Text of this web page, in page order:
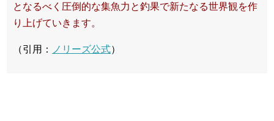
となるべく圧倒的な集魚力と釣果で新たなる世界観を作
り上げていきます。
（引用： ノリーズ公式）